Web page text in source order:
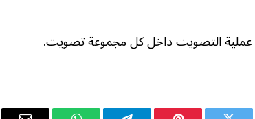
عملية التصويت داخل كل مجموعة تصويت.